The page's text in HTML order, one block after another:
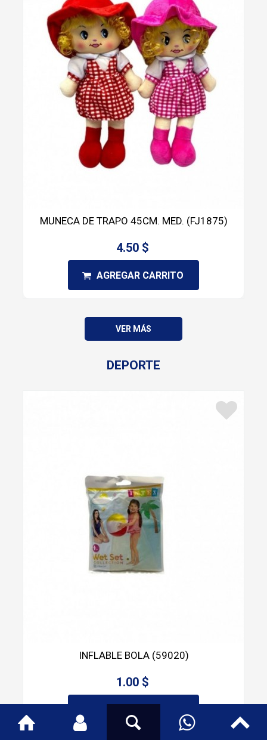
MUNECA DE TRAPO 45CM. MED. (FJ1875)
4.50 $
AGREGAR CARRITO
VER MÁS
DEPORTE
INFLABLE BOLA (59020)
1.00 $